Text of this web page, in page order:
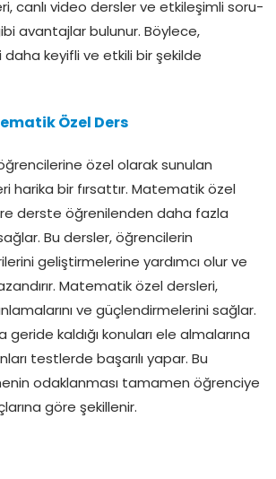
canlı video dersler ve etkileşimli soru-
avantajlar bulunur. Böylece,
keyifli ve etkili bir şekilde
Özel Ders
özel olarak sunulan
harika bir fırsattır. Matematik özel
derste öğrenilenden daha fazla
Bu dersler, öğrencilerin
geliştirmelerine yardımcı olur ve
Matematik özel dersleri,
ve güçlendirmelerini sağlar.
geride kaldığı konuları ele almalarına
testlerde başarılı yapar. Bu
odaklanması tamamen öğrenciye
göre şekillenir.